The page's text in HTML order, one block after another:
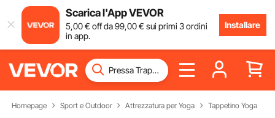
Scarica l'App VEVOR
5,00€ off da99,00€ sui primi 3 ordini
in app.
Installare
Homepage Sport e Outdoor Attrezzatura per Yoga Tappetino Yoga